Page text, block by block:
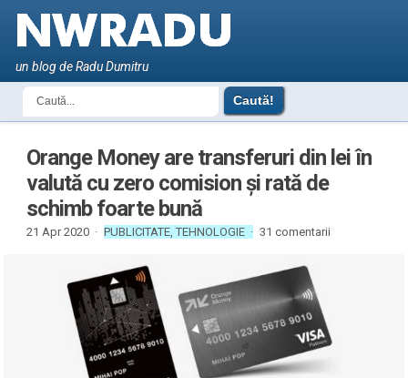
un blog de Radu Dumitru
Orange Money are transferuri din lei în
valută cu zero comision și rată de
schimb foarte bună
21 Apr 2020 · PUBLICITATE,TEHNOLOGIE · 31 comentarii